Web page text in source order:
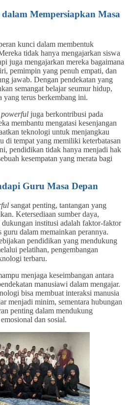
dalam Mempersiapkan Masa
kunci dalam membentuk
tidak hanya mengajarkan siswa
juga mengajarkan mereka bagaimana
pemimpin yang penuh empati, dan
jawab. Dengan pendekatan yang
semangat belajar seumur hidup,
yang terus berkembang ini.
powerful juga berkontribusi pada
membantu mengatasi kesenjangan
teknologi untuk menjangkau
di tempat yang memiliki keterbatasan
pendidikan tidak hanya menjadi hak
kesempatan yang merata bagi
Guru Masa Depan
sangat penting, tantangan yang
Ketersediaan sumber daya,
institusi adalah faktor-faktor
dalam memainkan perannya.
pendidikan yang mendukung
pelatihan, pengembangan
terbaru.
menjaga keseimbangan antara
manusiawi dalam mengajar.
bisa membuat interaksi manusia
menjadi minim, sementara hubungan
penting dalam mendukung
dan sosial.